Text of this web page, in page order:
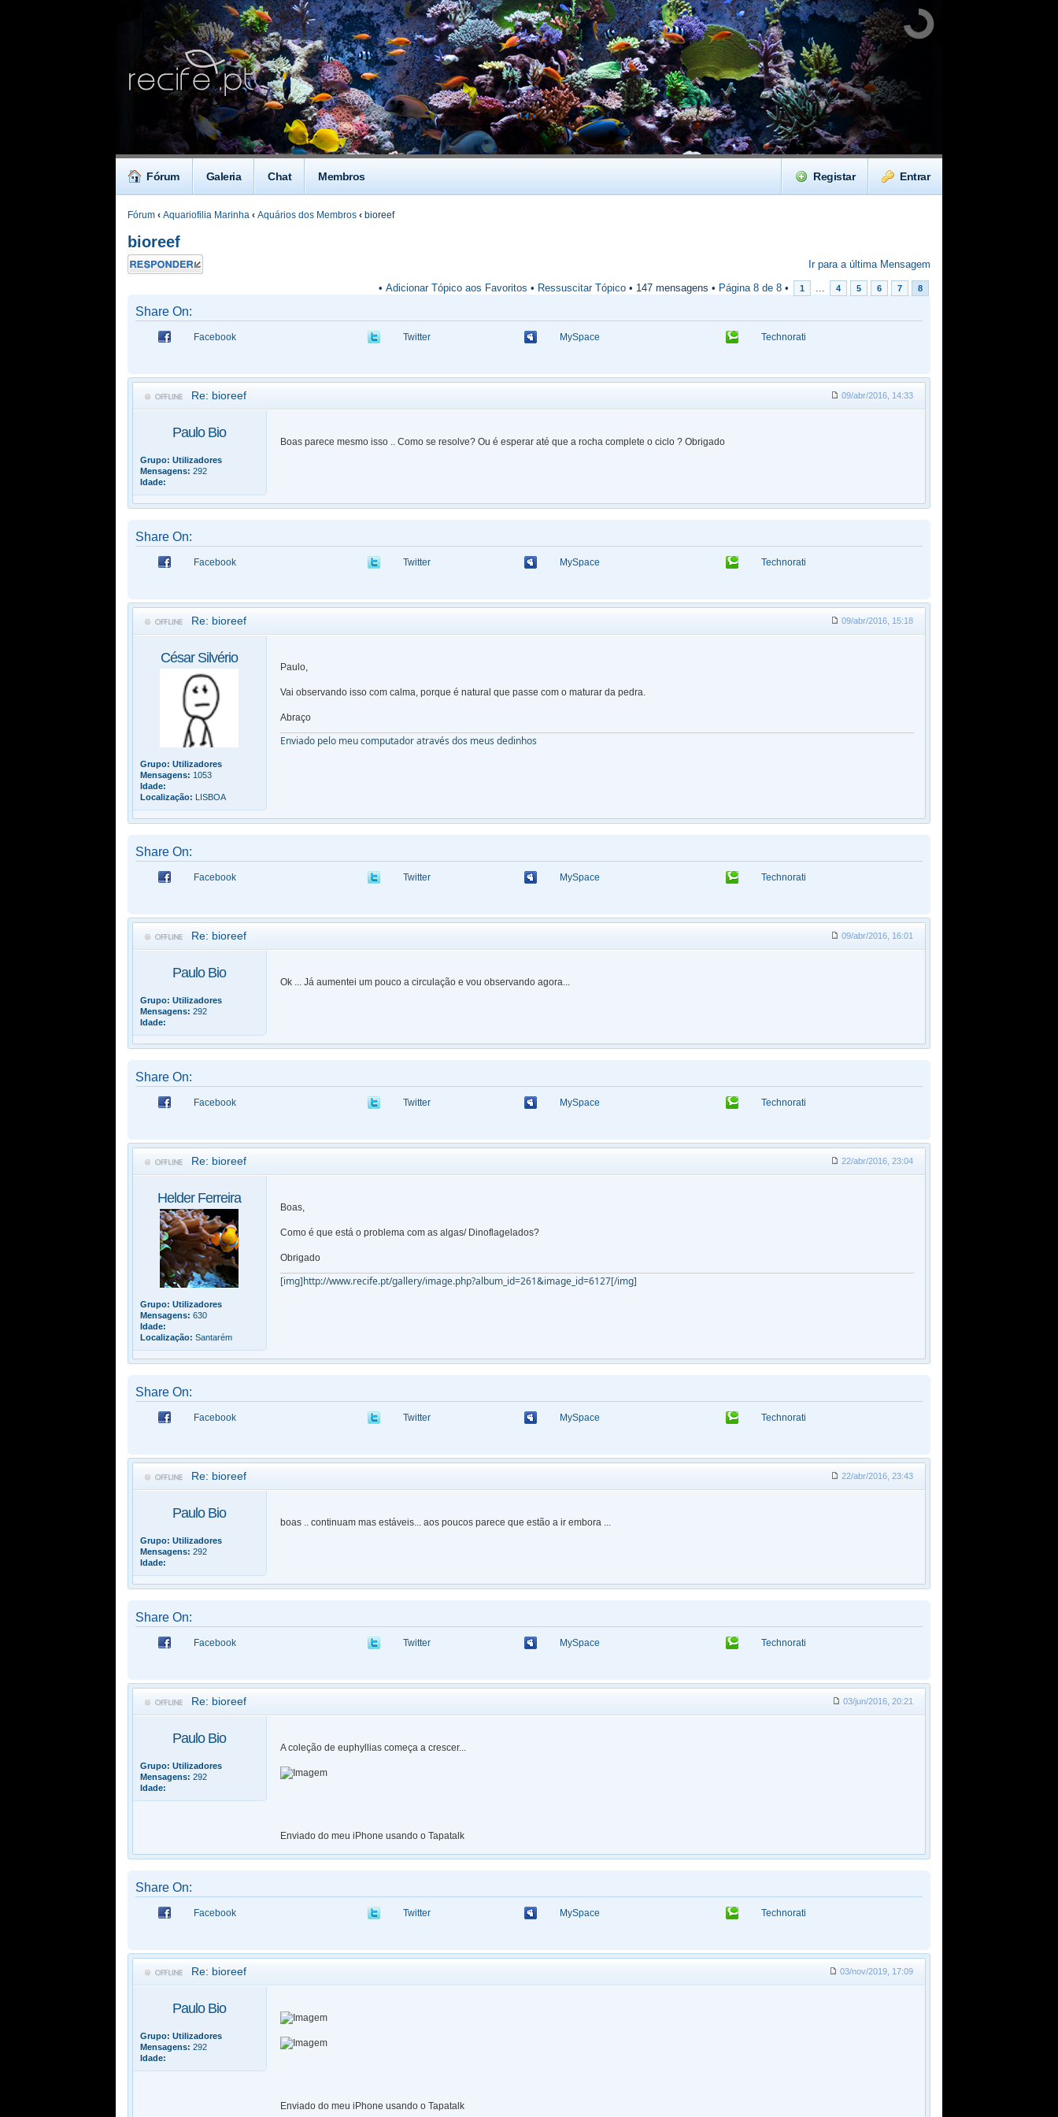
Fórum Galeria Chat Membros Entrar
Registar
Fórum ‹ Aquariofilia Marinha ‹ Aquários dos Membros ‹ bioreef
bioreef
Responder
Ir para a última Mensagem
• Adicionar Tópico aos Favoritos • Ressuscitar Tópico • 147 mensagens • Página 8 de 8 • 1 ... 4 5 6 7 8
Share On:
Facebook Twitter MySpace Technorati
Re: bioreef 09/abr/2016, 14:33
Paulo Bio
Grupo: Utilizadores
Mensagens: 292
Idade:
Boas parece mesmo isso .. Como se resolve? Ou é esperar até que a rocha complete o ciclo ? Obrigado
Share On:
Facebook Twitter MySpace Technorati
Re: bioreef 09/abr/2016, 15:18
César Silvério
Grupo: Utilizadores
Mensagens: 1053
Idade:
Localização: LISBOA
Paulo,
Vai observando isso com calma, porque é natural que passe com o maturar da pedra.
Abraço
Enviado pelo meu computador através dos meus dedinhos
Share On:
Facebook Twitter MySpace Technorati
Re: bioreef 09/abr/2016, 16:01
Paulo Bio
Grupo: Utilizadores
Mensagens: 292
Idade:
Ok ... Já aumentei um pouco a circulação e vou observando agora...
Share On:
Facebook Twitter MySpace Technorati
Re: bioreef 22/abr/2016, 23:04
Helder Ferreira
Grupo: Utilizadores
Mensagens: 630
Idade:
Localização: Santarém
Boas,
Como é que está o problema com as algas/ Dinoflagelados?
Obrigado
[img]http://www.recife.pt/gallery/image.php?album_id=261&image_id=6127[/img]
Share On:
Facebook Twitter MySpace Technorati
Re: bioreef 22/abr/2016, 23:43
Paulo Bio
Grupo: Utilizadores
Mensagens: 292
Idade:
boas .. continuam mas estáveis... aos poucos parece que estão a ir embora ...
Share On:
Facebook Twitter MySpace Technorati
Re: bioreef 03/jun/2016, 20:21
Paulo Bio
Grupo: Utilizadores
Mensagens: 292
Idade:
A coleção de euphyllias começa a crescer...
Enviado do meu iPhone usando o Tapatalk
Share On:
Facebook Twitter MySpace Technorati
Re: bioreef 03/nov/2019, 17:09
Paulo Bio
Grupo: Utilizadores
Mensagens: 292
Idade:
Enviado do meu iPhone usando o Tapatalk